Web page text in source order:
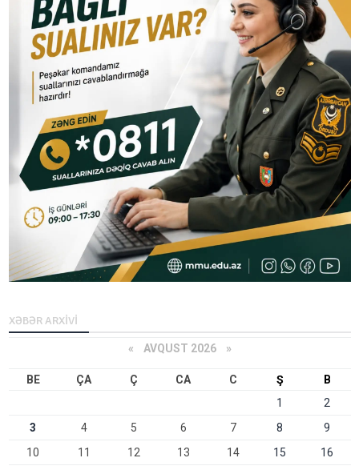
XƏBƏR ARXİVİ
« AVQUST 2026 »
BE ÇA Ç CA C Ş
B
1
2
3
4 5 6 7 8
9
10
11 12 13 14 15 16